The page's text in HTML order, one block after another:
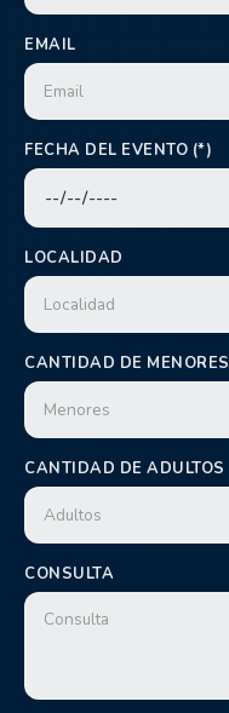
EMAIL
FECHA DEL EVENTO (*)
LOCALIDAD
CANTIDAD DE MENORES
CANTIDAD DE ADULTOS
CONSULTA